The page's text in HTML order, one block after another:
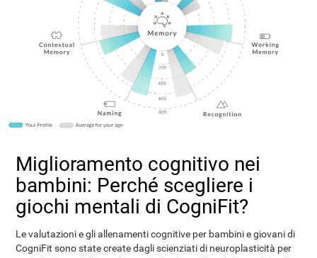
Miglioramento cognitivo nei
bambini: Perché scegliere i
giochi mentali di CogniFit?
Le valutazioni e gli allenamenti cognitive per bambini e giovani di
CogniFit sono state create dagli scienziati di neuroplasticità per